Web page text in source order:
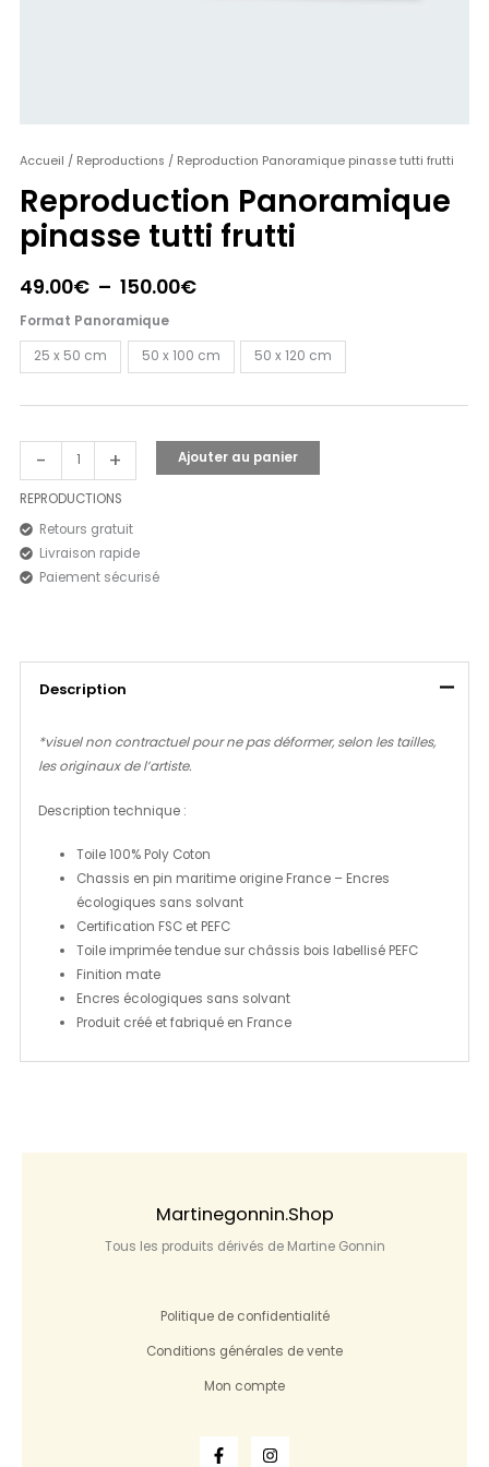
Accueil / Reproductions / Reproduction Panoramique pinasse tutti frutti
Reproduction Panoramique
pinasse tutti frutti
49.00€ – 150.00€
Plage
de
prix :
150.00€
Format Panoramique
25 x 50 cm 50 x 100 cm 50 x 120 cm
-
quantité
Reproduction
Panoramique
pinasse
tutti
+ Ajouter au panier
REPRODUCTIONS
Retours gratuit
Livraison rapide
Paiement sécurisé
Description
*visuel non contractuel pour ne pas déformer, selon les tailles,
les originaux de l’artiste.
Description technique :
Toile 100% Poly Coton
Chassis en pin maritime origine France – Encres
écologiques sans solvant
Certification FSC et PEFC
Toile imprimée tendue sur châssis bois labellisé PEFC
Finition mate
Encres écologiques sans solvant
Produit créé et fabriqué en France
Martinegonnin.shop
Tous les produits dérivés de Martine Gonnin
Politique de confidentialité
Conditions générales de vente
Mon compte